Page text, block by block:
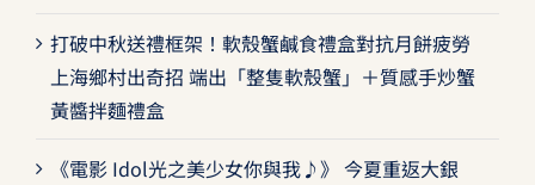
打破中秋送禮框架！軟殼蟹鹹食禮盒對抗月餅疲勞
上海鄉村出奇招 端出「整隻軟殼蟹」＋質感手炒蟹
黃醬拌麵禮盒
《電影 Idol光之美少女你與我♪》 今夏重返大銀